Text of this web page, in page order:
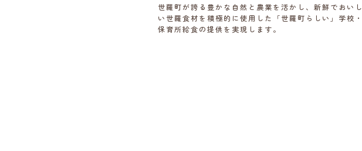
世羅町が誇る豊かな自然と農業を活かし、新鮮でおいし
い世羅食材を積極的に使用した「世羅町らしい」学校・
保育所給食の提供を実現します。